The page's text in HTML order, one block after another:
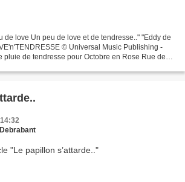
de love Un peu de love et de tendresse.." "Eddy de
© Universal Music Publishing -
pluie de tendresse pour Octobre en Rose Rue des